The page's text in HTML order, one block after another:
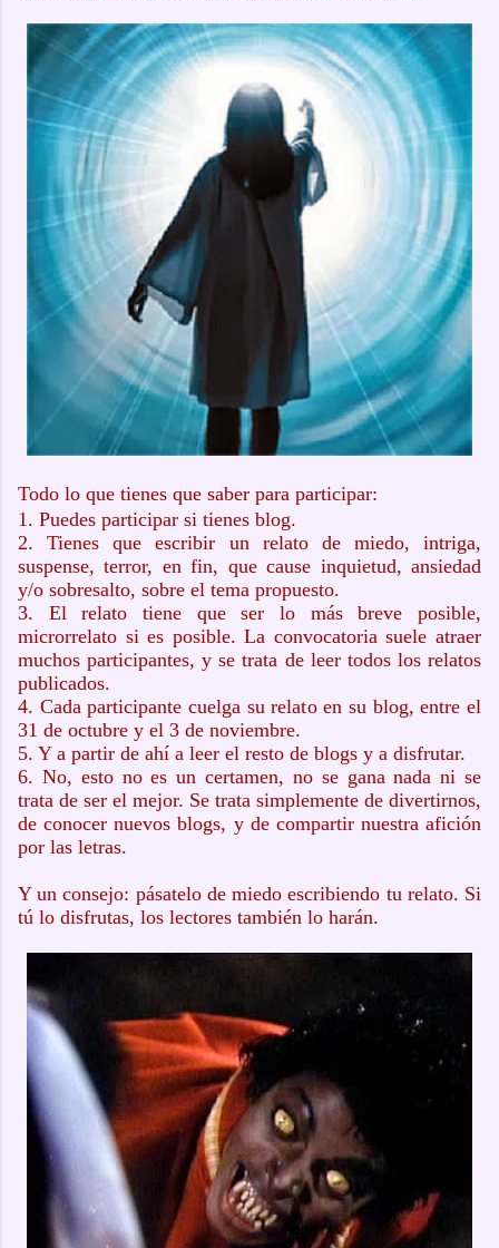
Todo lo que tienes que saber para participar:
1. Puedes participar si tienes blog.
2. Tienes que escribir un relato de miedo, intriga,
suspense, terror, en fin, que cause inquietud, ansiedad
y/o sobresalto, sobre el tema propuesto.
3. El relato tiene que ser lo más breve posible,
microrrelato si es posible. La convocatoria suele atraer
muchos participantes, y se trata de leer todos los relatos
publicados.
4. Cada participante cuelga su relato en su blog, entre el
31 de octubre y el 3 de noviembre.
5. Y a partir de ahí a leer el resto de blogs y a disfrutar.
6. No, esto no es un certamen, no se gana nada ni se
trata de ser el mejor. Se trata simplemente de divertirnos,
de conocer nuevos blogs, y de compartir nuestra afición
por las letras.
Y un consejo: pásatelo de miedo escribiendo tu relato. Si
tú lo disfrutas, los lectores también lo harán.